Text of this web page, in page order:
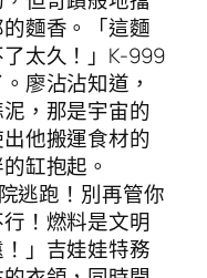
麵香。「這麵
太久！」K-999
廖沾沾知道，
，那是宇宙的
他搬運食材的
缸抱起。
逃跑！別再管你
！燃料是文明
」吉娃娃特務